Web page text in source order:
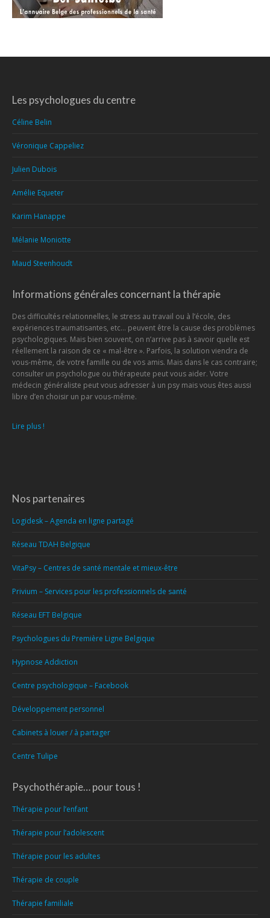
Les psychologues du centre
Céline Belin
Véronique Cappeliez
Julien Dubois
Amélie Equeter
Karim Hanappe
Mélanie Moniotte
Maud Steenhoudt
Informations générales concernant la thérapie
Des difficultés relationnelles, le stress au travail ou à l’école, des
expériences traumatisantes, etc… peuvent être la cause des problèmes
psychologiques. Mais bien souvent, on n’arrive pas à savoir quelle est
réellement la raison de ce « mal-être ». Parfois, la solution viendra de
vous-même, de votre famille ou de vos amis. Mais dans le cas contraire;
consulter un psychologue ou thérapeute peut vous aider. Votre
médecin généraliste peut vous adresser à un psy mais vous êtes aussi
libre d’en choisir un par vous-même.
Lire plus !
Nos partenaires
Logidesk – Agenda en ligne partagé
Réseau TDAH Belgique
VitaPsy – Centres de santé mentale et mieux-être
Privium – Services pour les professionnels de santé
Réseau EFT Belgique
Psychologues du Première Ligne Belgique
Hypnose Addiction
Centre psychologique – Facebook
Développement personnel
Cabinets à louer / à partager
Centre Tulipe
Psychothérapie… pour tous !
Thérapie pour l’enfant
Thérapie pour l’adolescent
Thérapie pour les adultes
Thérapie de couple
Thérapie familiale